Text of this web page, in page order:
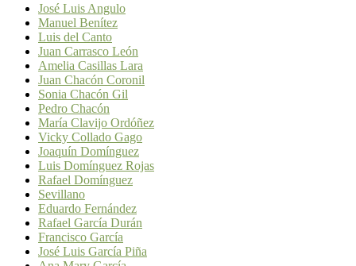
José Luis Angulo
Manuel Benítez
Luis del Canto
Juan Carrasco León
Amelia Casillas Lara
Juan Chacón Coronil
Sonia Chacón Gil
Pedro Chacón
María Clavijo Ordóñez
Vicky Collado Gago
Joaquín Domínguez
Luis Domínguez Rojas
Rafael Domínguez
Sevillano
Eduardo Fernández
Rafael García Durán
Francisco García
José Luis García Piña